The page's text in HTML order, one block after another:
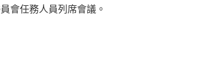
會任務人員列席會議。